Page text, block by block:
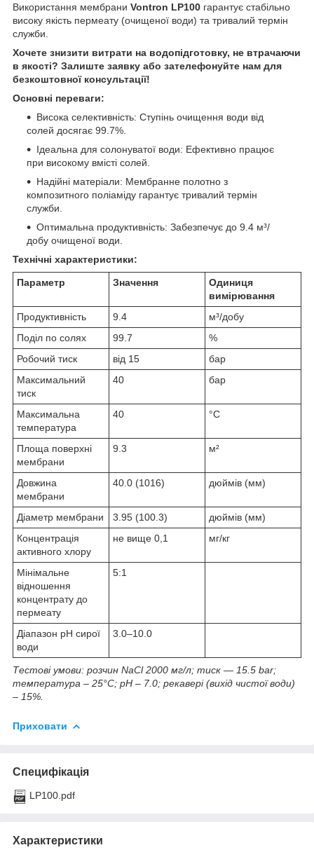
Використання мембрани Vontron LP100 гарантує стабільно
високу якість пермеату (очищеної води) та тривалий термін
служби.
Хочете знизити витрати на водопідготовку, не втрачаючи
в якості? Залиште заявку або зателефонуйте нам для
безкоштовної консультації!
Основні переваги:
Висока селективність: Ступінь очищення води від
солей досягає 99.7%.
Ідеальна для солонуватої води: Ефективно працює
при високому вмісті солей.
Надійні матеріали: Мембранне полотно з
композитного поліаміду гарантує тривалий термін
служби.
Оптимальна продуктивність: Забезпечує до 9.4 м³/
добу очищеної води.
Технічні характеристики:
Параметр Значення
Одиниця
вимірювання
Продуктивність
9.4
м³/добу
Поділ по солях
99.7
%
Робочий тиск
від 15
бар
Максимальний
тиск
40 бар
Максимальна
температура
40 °C
Площа поверхні
мембрани
9.3 м²
Довжина
мембрани
40.0 (1016) дюймів (мм)
Діаметр мембрани 3.95 (100.3)
дюймів (мм)
Концентрація
активного хлору
не вище 0,1 мг/кг
Мінімальне
відношення
концентрату до
пермеату
5:1
Діапазон pH сирої
води
3.0–10.0
Тестові умови: розчин NaCl 2000 мг/л; тиск ― 15.5 bar;
температура – 25°C; pH – 7.0; рекавері (вихід чистої води)
– 15%.
Приховати
Специфікація
LP100.pdf
Характеристики